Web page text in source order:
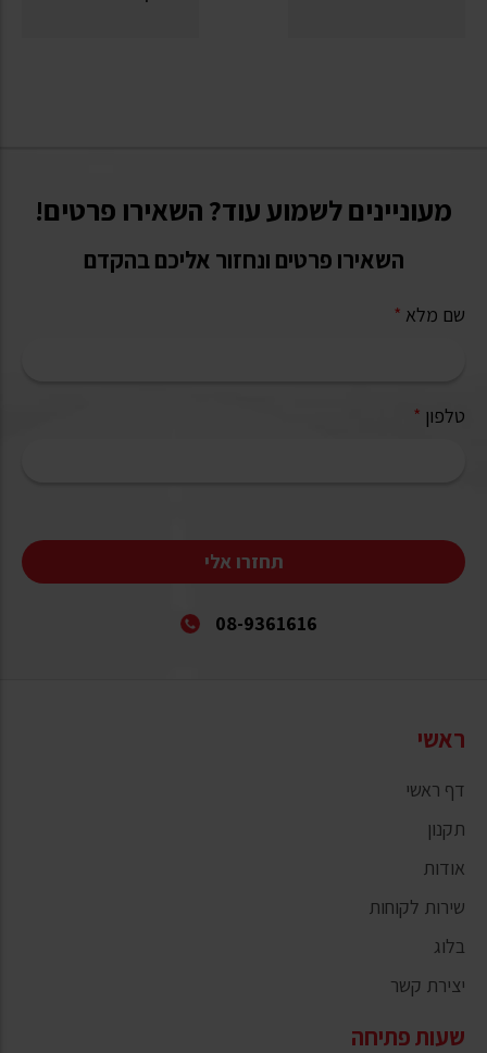
מעוניינים לשמוע עוד? השאירו פרטים!
השאירו פרטים ונחזור אליכם בהקדם
שם מלא *
טלפון *
תחזרו אלי
08-9361616
ראשי
דף ראשי
תקנון
אודות
שירות לקוחות
בלוג
יצירת קשר
שעות פתיחה